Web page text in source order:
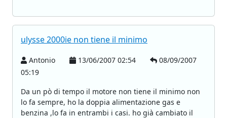
ulysse 2000ie non tiene il minimo
Antonio 13/06/2007 02:54
08/09/2007
05:19
Da un pò di tempo il motore non tiene il minimo non
lo fa sempre, ho la doppia alimentazione gas e
benzina ,lo fa in entrambi i casi. ho già cambiato il